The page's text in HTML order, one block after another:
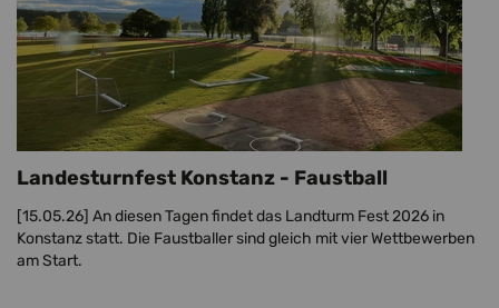
Landesturnfest Konstanz - Faustball
[15.05.26] An diesen Tagen findet das Landturm Fest 2026 in
Konstanz statt. Die Faustballer sind gleich mit vier Wettbewerben
am Start.